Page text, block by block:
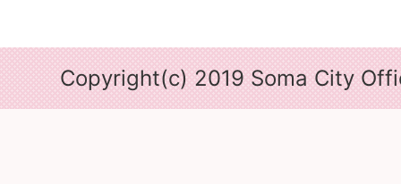
Copyright(c) 2019 Soma City